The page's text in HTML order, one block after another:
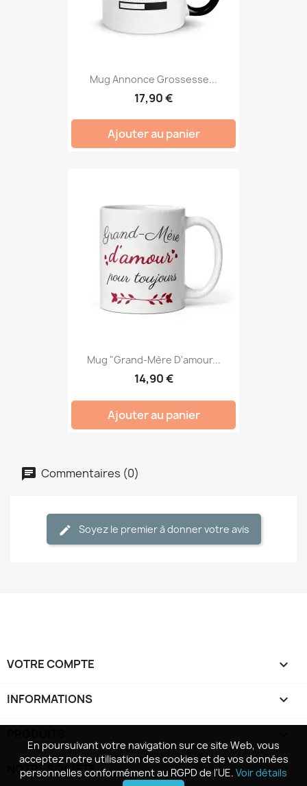
En poursuivant votre navigation sur ce site Web, vous
acceptez notre utilisation des cookies et de vos données
personnelles conformément au RGPD de l'UE. Voir détails
Mug Annonce Grossesse...
17,90 €
Ajouter au panier
Mug "Grand-Mère D'amour...
14,90 €
Ajouter au panier
Commentaires (0)
Soyez le premier à donner votre avis
VOTRE COMPTE 
INFORMATIONS keyboard_arrow_down
NOTRE SOCIÉTÉ 
En poursuivant votre navigation sur ce site Web, vous
acceptez notre utilisation des cookies et de vos données
personnelles conformément au RGPD de l'UE. Voir détails